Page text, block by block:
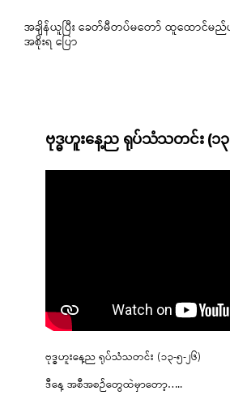
အချိန်ယူပြီး ခေတ်မီတပ်မတော် ထူထောင်မ
အစိုးရ ပြော
ဗုဒ္ဓဟူးနေ့ည ရုပ်သံသတင်း (၁
ဗုဒ္ဓဟူးနေ့ည ရုပ်သံသတင်း (၁၃-၅-၂၆)
ဒီနေ့ အစီအစဉ်တွေထဲမှာတော့…..